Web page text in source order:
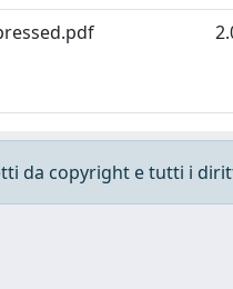
da copyright e tutti i